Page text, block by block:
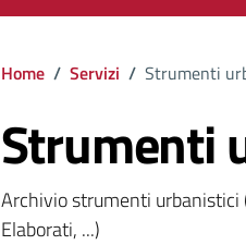
Home / Servizi / Strumenti
Strumenti
Archivio strumenti urbanistici
Elaborati, ...)